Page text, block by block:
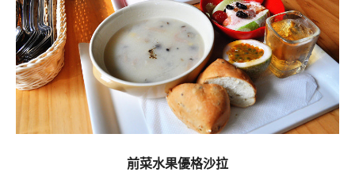
前菜水果優格沙拉